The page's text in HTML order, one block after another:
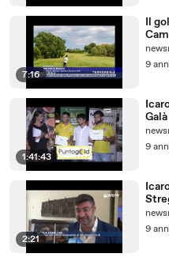
7:16
Il
9
1:41:43
9
2:21
9